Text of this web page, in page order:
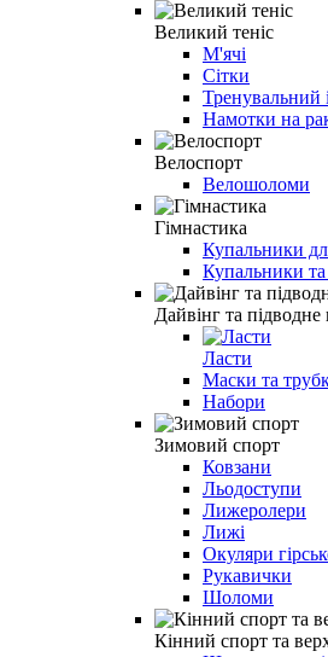
Великий теніс
М'ячі
Сітки
Тренувальний
Намотки на
Велоспорт
Велошоломи
Гімнастика
Купальники
Купальники та
Дайвінг та
Ласти
Маски та
Набори
Зимовий спорт
Ковзани
Льодоступи
Лижеролери
Лижі
Окуляри
Рукавички
Шоломи
Кінний спорт та